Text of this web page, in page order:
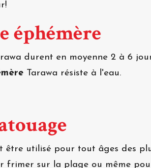
éphémère
durent en moyenne 2 à 6
Tarawa résiste à l'eau.
utilisé pour tout âges des
frimer sur la plage ou même